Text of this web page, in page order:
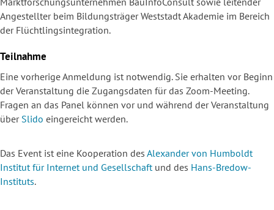
Angestellter beim Bildungsträger Weststadt Akademie im Bereich
der Flüchtlingsintegration.
Teilnahme
Eine vorherige Anmeldung ist notwendig. Sie erhalten vor Beginn
der Veranstaltung die Zugangsdaten für das Zoom-Meeting.
Fragen an das Panel können vor und während der Veranstaltung
über Slido eingereicht werden.
Das Event ist eine Kooperation des Alexander von Humboldt
Institut für Internet und Gesellschaft und des Hans-Bredow-
Instituts.